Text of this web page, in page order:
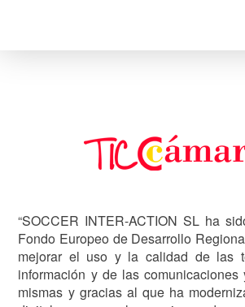
“SOCCER INTER-ACTION SL ha
Fondo Europeo de Desarrollo
mejorar el uso y la calidad de las
información y de las
mismas y gracias al que ha